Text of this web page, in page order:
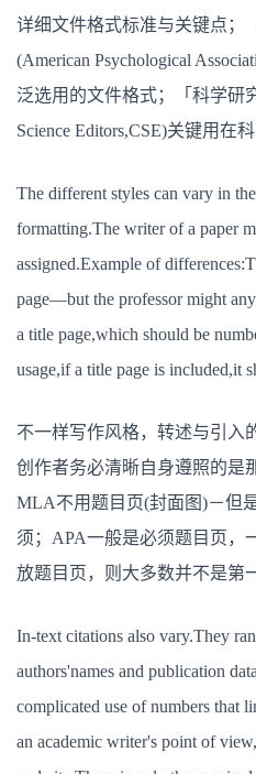
详细文件格式标准与关键点；
(American Psychological
泛选用的文件格式；「科学研
Science Editors,CSE)关键用在
The different styles can vary in
formatting.The writer of a paper
assigned.Example of
page—but the professor might
a title page,which should be
usage,if a title page is included,it
不一样写作风格，转述与引入
创作者务必清晰自身遵照的是
MLA不用题目页(封面图)－但
须；APA一般是必须题目页，
放题目页，则大多数并不是第
In-text citations also vary.They
authors'names and publication
complicated use of numbers that
an academic writer's point of